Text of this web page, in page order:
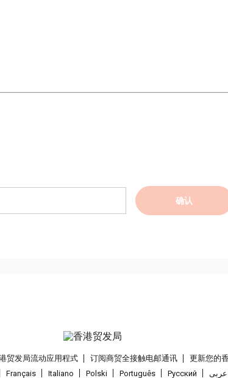
确认
贸发局流动应用程式 订阅商贸全接触电邮通讯 更新您的
Français Italiano Polski Português Pусский عربى